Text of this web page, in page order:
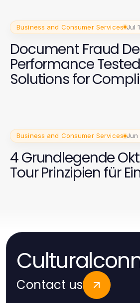
Business and Consumer Services Jul
Document Fraud
Performance
Solutions for
Business and Consumer Services Jun
4 Grundlegende
Tour Prinzipien für
Contact us